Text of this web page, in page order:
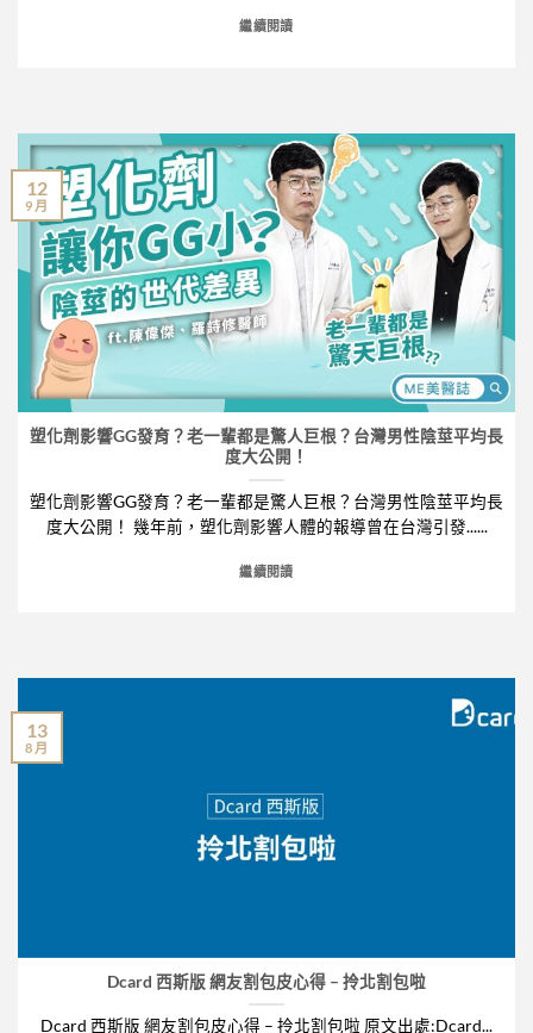
繼續閱讀
塑化劑影響GG發育？老一輩都是驚人巨根？台灣男性陰莖平均長
度大公開！
塑化劑影響GG發育？老一輩都是驚人巨根？台灣男性陰莖平均長
度大公開！ 幾年前，塑化劑影響人體的報導曾在台灣引發......
繼續閱讀
12
9 月
Dcard 西斯版 網友割包皮心得 – 拎北割包啦
Dcard 西斯版 網友割包皮心得 – 拎北割包啦 原文出處:Dcard...
13
8 月